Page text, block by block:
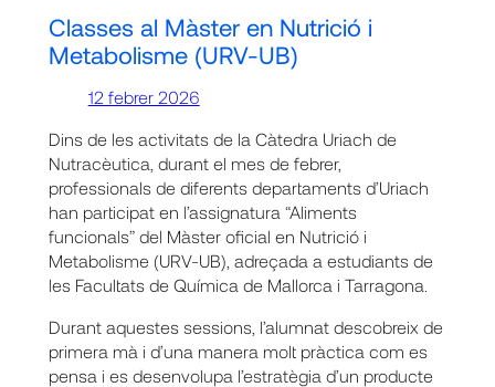
Classes al Màster en Nutrició i
Metabolisme (URV-UB)
12 febrer 2026
Dins de les activitats de la Càtedra Uriach de
Nutracèutica, durant el mes de febrer,
professionals de diferents departaments d’Uriach
han participat en l’assignatura “Aliments
funcionals” del Màster oficial en Nutrició i
Metabolisme (URV-UB), adreçada a estudiants de
les Facultats de Química de Mallorca i Tarragona.
Durant aquestes sessions, l’alumnat descobreix de
primera mà i d’una manera molt pràctica com es
pensa i es desenvolupa l’estratègia d’un producte